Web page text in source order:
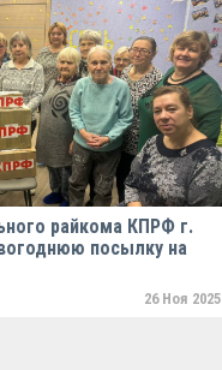
райкома КПРФ г.
посылку на
26 Ноя 2025